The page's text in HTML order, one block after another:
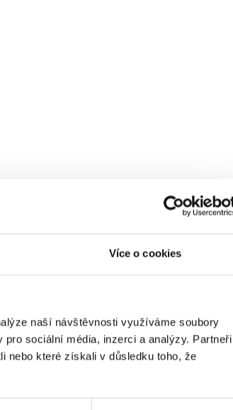
Více o cookies
naší návštěvnosti využíváme soubory
sociální média, inzerci a analýzy. Partneři
nebo které získali v důsledku toho, že